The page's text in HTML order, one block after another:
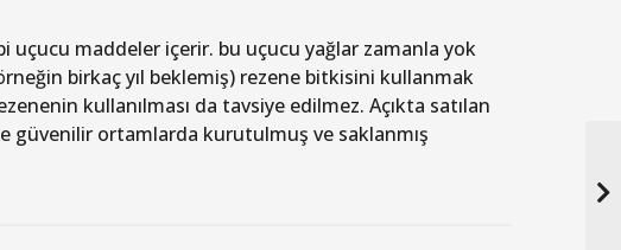
maddeler içerir. bu uçucu yağlar zamanla yok
birkaç yıl beklemiş) rezene bitkisini kullanmak
kullanılması da tavsiye edilmez. Açıkta satılan
güvenilir ortamlarda kurutulmuş ve saklanmış